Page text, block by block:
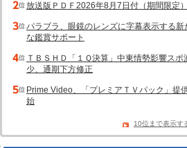
放送版ＰＤＦ2026年8月7日付（期間限定）
パラブラ、眼鏡のレンズに字幕表示する新
な鑑賞サポート
ＴＢＳＨＤ「１Ｑ決算」中東情勢影響スポ
少、通期下方修正
Prime Video、「プレミアＴＶパック」提
始
10位まで表示す